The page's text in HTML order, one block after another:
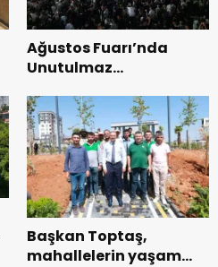
Ağustos Fuarı’nda
Unutulmaz
Başkan Toptaş,
mahallelerin yaşam